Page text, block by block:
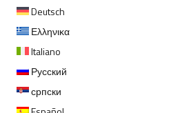
Deutsch
Ελληνικα
Italiano
Русский
српски